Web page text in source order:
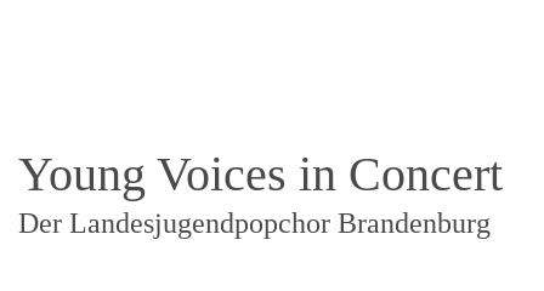
Young Voices in Concert
Der Landesjugendpopchor Brandenburg